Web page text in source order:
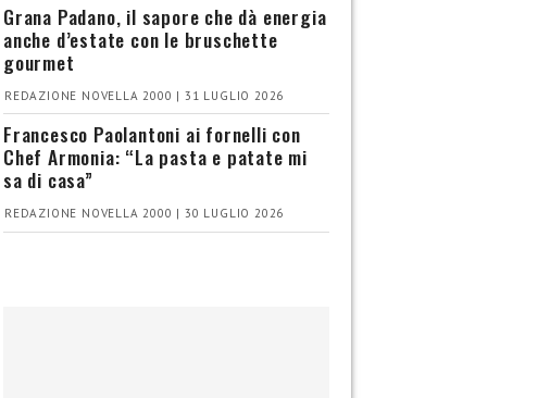
Grana Padano, il sapore che dà energia
anche d’estate con le bruschette
gourmet
REDAZIONE NOVELLA 2000 | 31 LUGLIO 2026
Francesco Paolantoni ai fornelli con
Chef Armonia: “La pasta e patate mi
sa di casa”
REDAZIONE NOVELLA 2000 | 30 LUGLIO 2026